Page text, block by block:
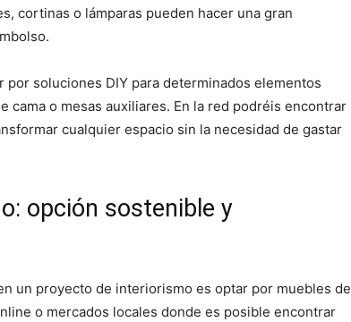
cortinas o lámparas pueden hacer una gran
por soluciones DIY para determinados elementos
cama o mesas auxiliares. En la red podréis encontrar
cualquier espacio sin la necesidad de gastar
opción sostenible y
un proyecto de interiorismo es optar por muebles de
o mercados locales donde es posible encontrar